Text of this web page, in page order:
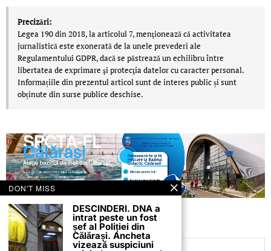
Precizări:
Legea 190 din 2018, la articolul 7, menţionează că activitatea
jurnalistică este exonerată de la unele prevederi ale
Regulamentului GDPR, dacă se păstrează un echilibru între
libertatea de exprimare şi protecţia datelor cu caracter personal.
Informațiile din prezentul articol sunt de interes public și sunt
obținute din surse publice deschise.
DON'T MISS
DESCINDERI. DNA a
intrat peste un fost
șef al Poliției din
Călărași. Ancheta
vizează suspiciuni